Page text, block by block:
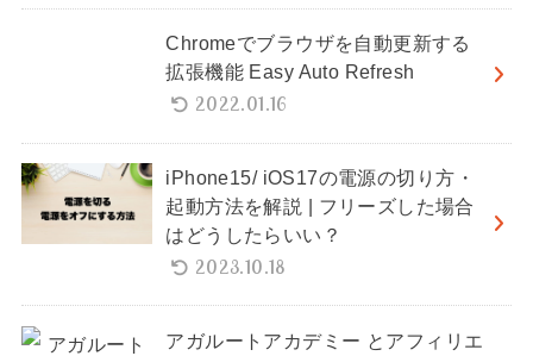
Chromeでブラウザを自動更新する
拡張機能 Easy Auto Refresh
2022.01.16
iPhone15/ iOS17の電源の切り方・
起動方法を解説 | フリーズした場合
はどうしたらいい？
2023.10.18
アガルートアカデミー とアフィリエ